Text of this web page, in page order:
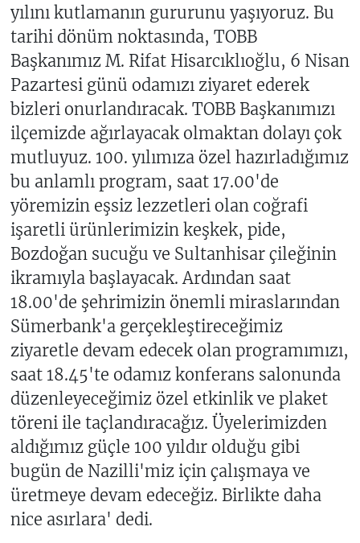
yılını kutlamanın gururunu yaşıyoruz. Bu
tarihi dönüm noktasında, TOBB
Başkanımız M. Rifat Hisarcıklıoğlu, 6 Nisan
Pazartesi günü odamızı ziyaret ederek
bizleri onurlandıracak. TOBB Başkanımızı
ilçemizde ağırlayacak olmaktan dolayı çok
mutluyuz. 100. yılımıza özel hazırladığımız
bu anlamlı program, saat 17.00'de
yöremizin eşsiz lezzetleri olan coğrafi
işaretli ürünlerimizin keşkek, pide,
Bozdoğan sucuğu ve Sultanhisar çileğinin
ikramıyla başlayacak. Ardından saat
18.00'de şehrimizin önemli miraslarından
Sümerbank'a gerçekleştireceğimiz
ziyaretle devam edecek olan programımızı,
saat 18.45'te odamız konferans salonunda
düzenleyeceğimiz özel etkinlik ve plaket
töreni ile taçlandıracağız. Üyelerimizden
aldığımız güçle 100 yıldır olduğu gibi
bugün de Nazilli'miz için çalışmaya ve
üretmeye devam edeceğiz. Birlikte daha
nice asırlara' dedi.